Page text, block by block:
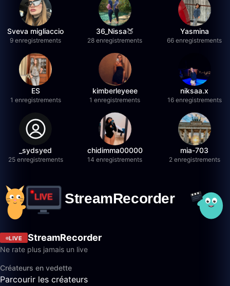
Sveva migliaccio
9 enregistrements
36_Nissa🍑
28 enregistrements
Yasmina
66 enregistrements
ES
1 enregistrements
kimberleyeee
1 enregistrements
niksaa.x
16 enregistrements
_sydsyed
25 enregistrements
chidimma00000
14 enregistrements
mia-703
2 enregistrements
LIVE StreamRecorder
Ne rate plus jamais un live
Créateurs en vedette
Parcourir les créateurs